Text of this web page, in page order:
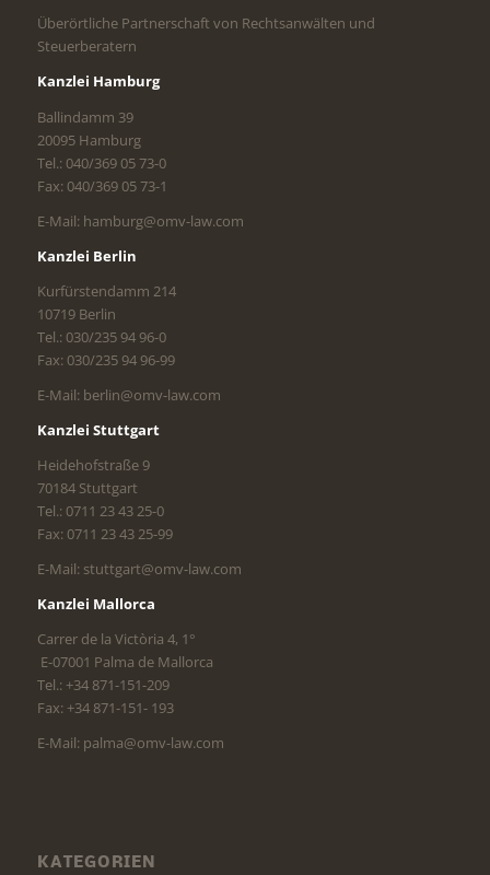
Überörtliche Partnerschaft von Rechtsanwälten und
Steuerberatern
Kanzlei Hamburg
Ballindamm 39
20095 Hamburg
Tel.: 040/369 05 73-0
Fax: 040/369 05 73-1
E-Mail: hamburg@omv-law.com
Kanzlei Berlin
Kurfürstendamm 214
10719 Berlin
Tel.: 030/235 94 96-0
Fax: 030/235 94 96-99
E-Mail: berlin@omv-law.com
Kanzlei Stuttgart
Heidehofstraße 9
70184 Stuttgart
Tel.: 0711 23 43 25-0
Fax: 0711 23 43 25-99
E-Mail: stuttgart@omv-law.com
Kanzlei Mallorca
Carrer de la Victòria 4, 1°
E-07001 Palma de Mallorca
Tel.: +34 871-151-209
Fax: +34 871-151- 193
E-Mail: palma@omv-law.com
KATEGORIEN